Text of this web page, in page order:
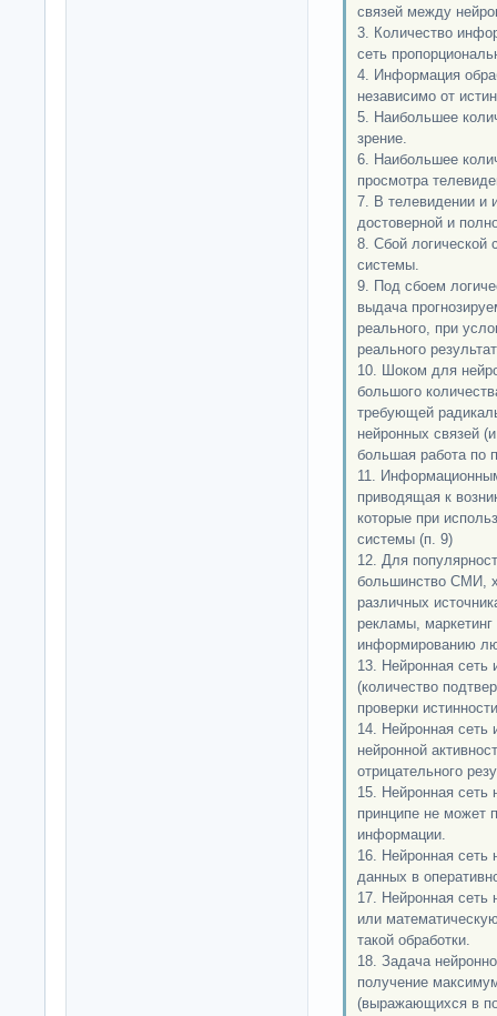
связей между
3. Количество
сеть
4. Информация
независимо от
5. Наибольшее
зрение.
6. Наибольшее
просмотра
7. В телевидении и
достоверной и
8. Сбой логической
системы.
9. Под сбоем
выдача
реального, при
реального
10. Шоком для
большого
требующей
нейронных связей
большая работа по
11.
приводящая к
которые при
системы (п. 9)
12. Для
большинство СМИ,
различных
рекламы,
информированию
13. Нейронная сеть
(количество
проверки
14. Нейронная сеть
нейронной
отрицательного
15. Нейронная сеть
принципе не может
информации.
16. Нейронная сеть
данных в
17. Нейронная сеть
или
такой обработки.
18. Задача
получение
(выражающихся в